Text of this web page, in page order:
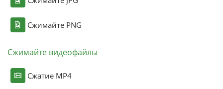
Сжимайте PNG
Сжимайте видеофайлы
Сжатие MP4